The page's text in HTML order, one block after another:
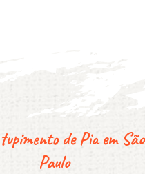
de Pia em São
Paulo